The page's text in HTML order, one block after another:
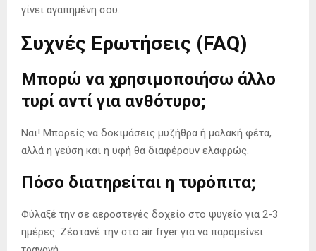
γίνει αγαπημένη σου.
Συχνές Ερωτήσεις (FAQ)
Μπορώ να χρησιμοποιήσω άλλο
τυρί αντί για ανθότυρο;
Ναι! Μπορείς να δοκιμάσεις μυζήθρα ή μαλακή φέτα,
αλλά η γεύση και η υφή θα διαφέρουν ελαφρώς.
Πόσο διατηρείται η τυρόπιτα;
Φύλαξέ την σε αεροστεγές δοχείο στο ψυγείο για 2-3
ημέρες. Ζέστανέ την στο air fryer για να παραμείνει